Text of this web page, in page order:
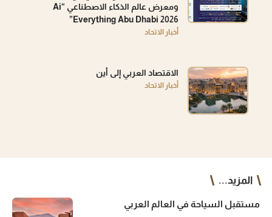
ومعرض عالم الذكاء الاصطناعي “Ai
Everything Abu Dhabi 2026”
أخبار الاتحاد
الاقتصاد العربي إلى أين
أخبار الاتحاد
المزيد...
مستقبل السياحة في العالم العربي